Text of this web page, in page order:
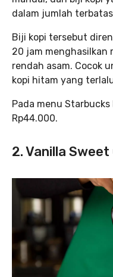
dalam jumlah
Biji kopi tersebut
20 jam menghasilkan
rendah asam. Cocok
kopi hitam yang
Pada menu
Rp44.000.
2. Vanilla